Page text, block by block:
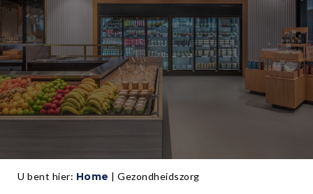
U bent hier: Home | Gezondheidszorg